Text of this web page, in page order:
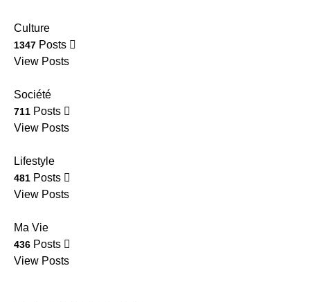
Culture
1347 Posts
View Posts
Société
711 Posts
View Posts
Lifestyle
481 Posts
View Posts
Ma Vie
436 Posts
View Posts